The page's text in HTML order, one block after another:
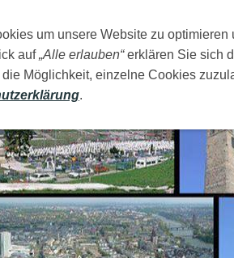
O MENI FAMILIJA MOJI GRADOVI
um unsere Website zu
auf„Alle erlauben“erklären Sie sich
die Möglichkeit, einzelne Cookies
.